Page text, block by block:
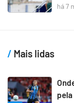
há 7
Mais lidas